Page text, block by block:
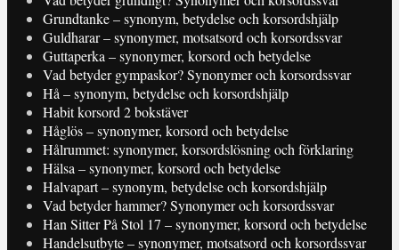
Grundtanke – synonym, betydelse och korsordshjälp
Guldharar – synonymer, motsatsord och korsordssvar
Guttaperka – synonymer, korsord och betydelse
Vad betyder gympaskor? Synonymer och korsordssvar
Hå – synonym, betydelse och korsordshjälp
Habit korsord 2 bokstäver
Håglös – synonymer, korsord och betydelse
Hålrummet: synonymer, korsordslösning och förklaring
Hälsa – synonymer, korsord och betydelse
Halvapart – synonym, betydelse och korsordshjälp
Vad betyder hammer? Synonymer och korsordssvar
Han Sitter På Stol 17 – synonymer, korsord och betydelse
Handelsutbyte – synonymer, motsatsord och korsordssvar